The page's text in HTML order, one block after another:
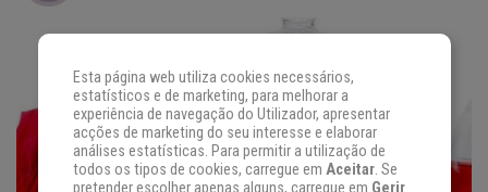
Esta página web utiliza cookies necessários,
estatísticos e de marketing, para melhorar a
experiência de navegação do Utilizador, apresentar
acções de marketing do seu interesse e elaborar
análises estatísticas. Para permitir a utilização de
todos os tipos de cookies, carregue em Aceitar. Se